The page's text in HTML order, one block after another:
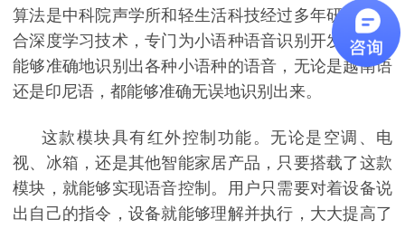
算法是中科院声学所和轻生活科技经过多年研究，结
合深度学习技术，专门为小语种语音识别开发的。它
能够准确地识别出各种小语种的语音，无论是越南语
还是印尼语，都能够准确无误地识别出来。
这款模块具有红外控制功能。无论是空调、电
视、冰箱，还是其他智能家居产品，只要搭载了这款
模块，就能够实现语音控制。用户只需要对着设备说
出自己的指令，设备就能够理解并执行，大大提高了